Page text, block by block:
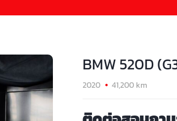
BMW 520D
2020 41,200 km